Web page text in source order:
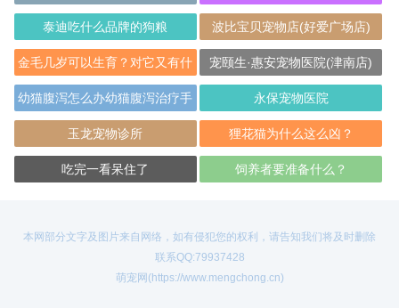
泰迪吃什么品牌的狗粮 波比宝贝宠物店(好爱广场店)
金毛几岁可以生育？对它又有什
么影响呢？
宠颐生·惠安宠物医院(津南店)
幼猫腹泻怎么办幼猫腹泻治疗手
册
永保宠物医院
玉龙宠物诊所 狸花猫为什么这么凶？
吃完一看呆住了 饲养者要准备什么？
本网部分文字及图片来自网络，如有侵犯您的权利，请告知我们将及时删除
联系QQ:79937428
萌宠网(https://www.mengchong.cn)